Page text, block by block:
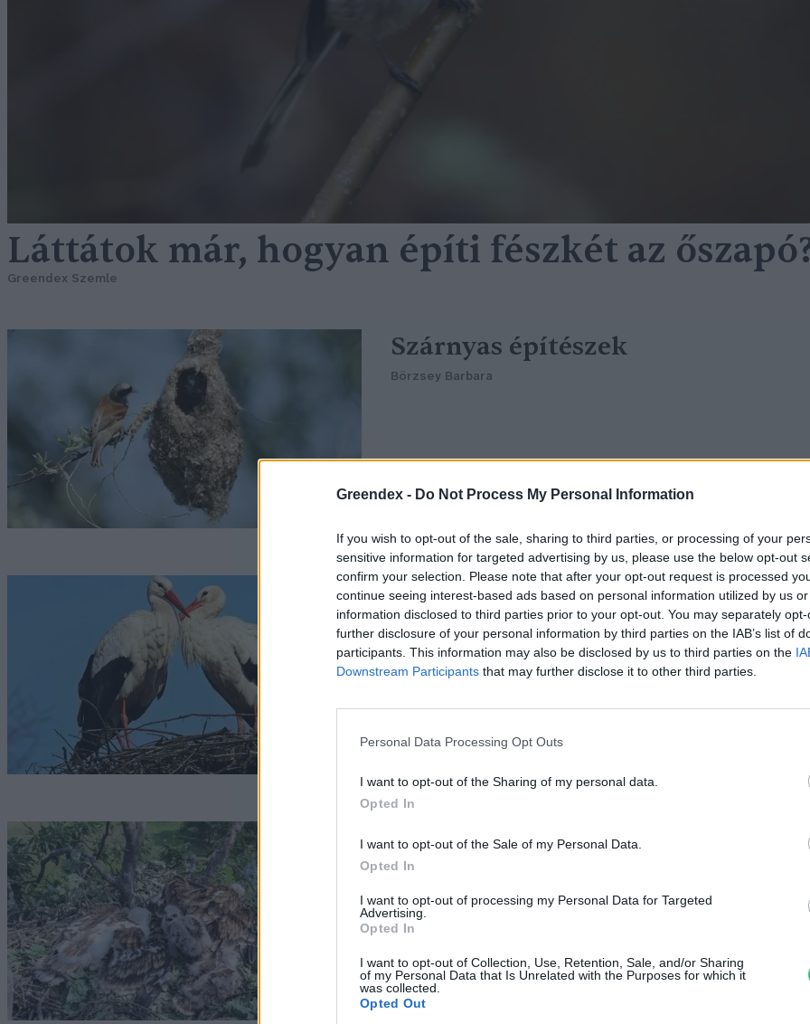
Greendex - Do Not Process My Personal Information
If you wish to opt-out of the sale, sharing to third parties, or processing of your
sensitive information for targeted advertising by us, please use the below opt-out
confirm your selection. Please note that after your opt-out request is processed
continue seeing interest-based ads based on personal information utilized by us
information disclosed to third parties prior to your opt-out. You may separately
further disclosure of your personal information by third parties on the IAB’s list of
participants. This information may also be disclosed by us to third parties on the
Downstream Participants that may further disclose it to other third parties.
Personal Data Processing Opt Outs
I want to opt-out of the Sharing of my personal data.
Opted In
I want to opt-out of the Sale of my Personal Data.
Opted In
I want to opt-out of processing my Personal Data for Targeted
Advertising.
Opted In
I want to opt-out of Collection, Use, Retention, Sale, and/or Sharing
of my Personal Data that Is Unrelated with the Purposes for which it
was collected.
Opted Out
Láttátok már, hogyan építi fészkét az
Greendex Szemle
Szárnyas építészek
Börzsey Barbara
Elkészült a fehér gólyák tavalyi
felmérésének összesítése
Greendex Szemle
„Kakkukkfióka”, vagyis
egerészölyv-fióka a parlagisas-
fészekben